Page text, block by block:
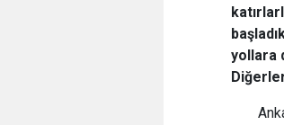
yollara